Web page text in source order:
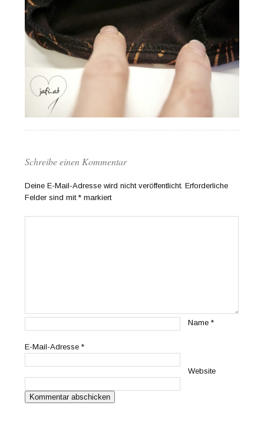
Schreibe einen Kommentar
Deine E-Mail-Adresse wird nicht veröffentlicht. Erforderliche
Felder sind mit* markiert
Name*
E-Mail-Adresse*
Website